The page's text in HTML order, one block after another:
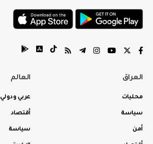
العراق
محليات
سياسة
أمن
العالم
عربي ودولي
أقتصاد
سياسة